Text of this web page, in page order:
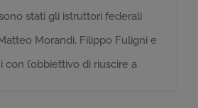
stati gli istruttori federali
Morandi, Filippo Fuligni e
con l’obbiettivo di riuscire a